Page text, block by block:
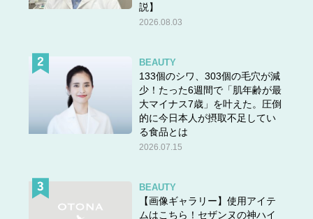
説】
2026.08.03
BEAUTY
133個のシワ、303個の毛穴が減
少！たった6週間で「肌年齢が最
大マイナス7歳」を叶えた。圧倒
的に今日本人が摂取不足してい
る食品とは
2026.07.15
BEAUTY
【画像ギャラリー】使用アイテ
ムはこちら！セザンヌの神ハイ